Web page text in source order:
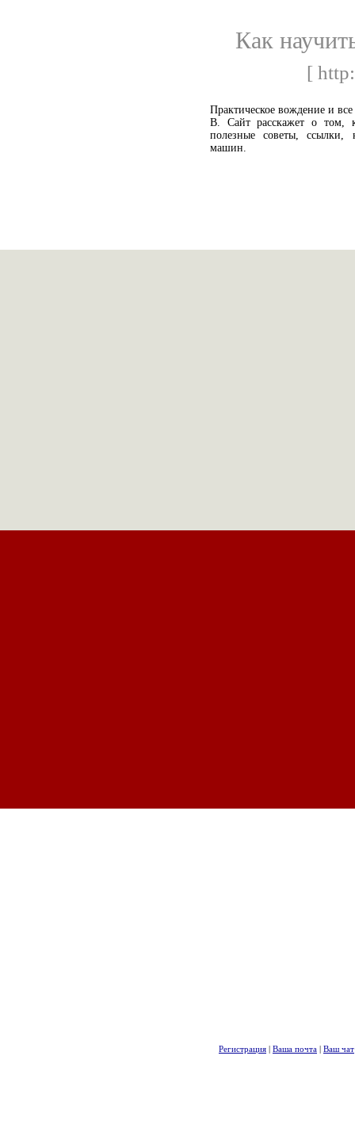
Как
[
Практическое вождение и
В. Сайт расскажет о том,
полезные советы, ссылки,
машин.
Регистрация | Ваша почта | Ваш чат